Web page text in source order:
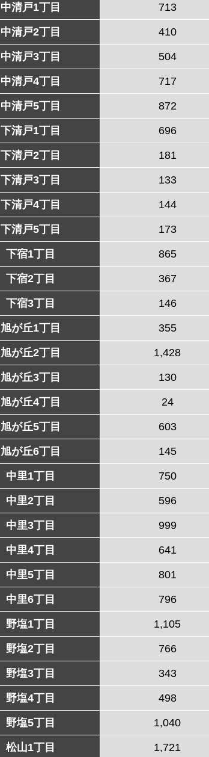
中清戸1丁目 713
中清戸2丁目 410
中清戸3丁目 504
中清戸4丁目 717
中清戸5丁目 872
下清戸1丁目 696
下清戸2丁目 181
下清戸3丁目 133
下清戸4丁目 144
下清戸5丁目 173
下宿1丁目 865
下宿2丁目 367
下宿3丁目 146
旭が丘1丁目 355
旭が丘2丁目 1,428
旭が丘3丁目 130
旭が丘4丁目 24
旭が丘5丁目 603
旭が丘6丁目 145
中里1丁目 750
中里2丁目 596
中里3丁目 999
中里4丁目 641
中里5丁目 801
中里6丁目 796
野塩1丁目 1,105
野塩2丁目 766
野塩3丁目 343
野塩4丁目 498
野塩5丁目 1,040
松山1丁目 1,721